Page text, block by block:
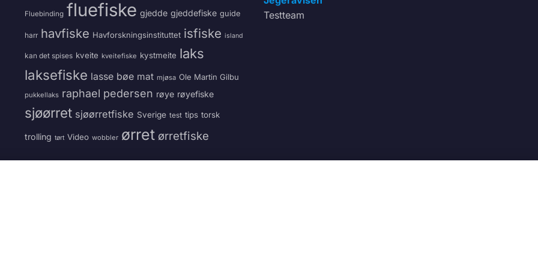
Fluebinding fluefiske gjedde gjeddefiske guide
harr havfiske Havforskningsinstituttet isfiske island
kan det spises kveite kveitefiske kystmeite laks
laksefiske lasse bøe mat mjøsa Ole Martin Gilbu
pukkellaks raphael pedersen røye røyefiske
sjøørret sjøørretfiske Sverige test tips torsk
trolling tørt Video wobbler ørret ørretfiske
Testteam